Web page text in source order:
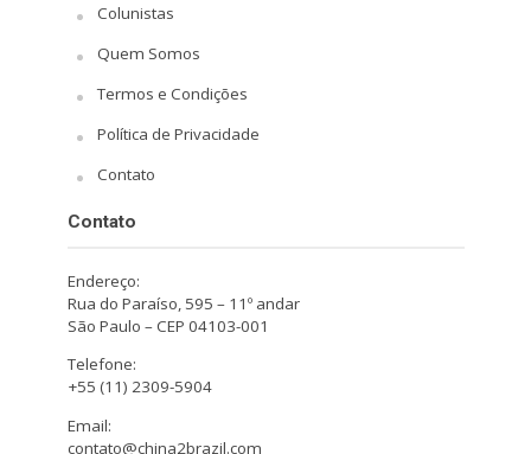
Colunistas
Quem Somos
Termos e Condições
Política de Privacidade
Contato
Contato
Endereço:
Rua do Paraíso, 595 – 11º andar
São Paulo – CEP 04103-001
Telefone:
+55 (11) 2309-5904
Email:
contato@china2brazil.com